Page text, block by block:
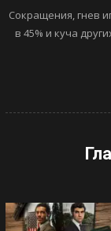
Сокращения, гнев
в 45% и куча